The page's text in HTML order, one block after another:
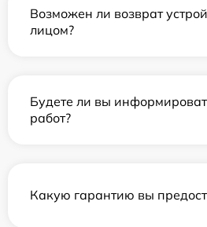
Возможен ли возврат
лицом?
Будете ли вы
работ?
Какую гарантию вы